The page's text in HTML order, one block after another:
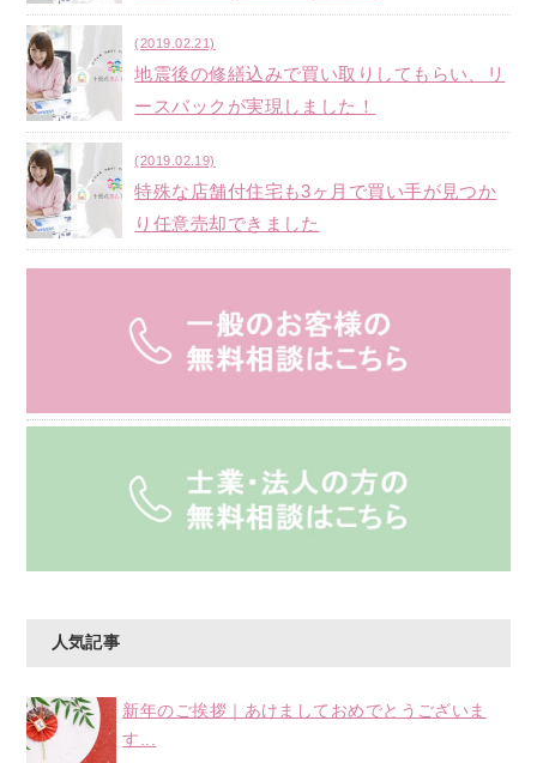
(2019.02.21)
地震後の修繕込みで買い取りしてもらい、リ
ースバックが実現しました！
(2019.02.19)
特殊な店舗付住宅も3ヶ月で買い手が見つか
り任意売却できました
人気記事
新年のご挨拶｜あけましておめでとうございま
す...